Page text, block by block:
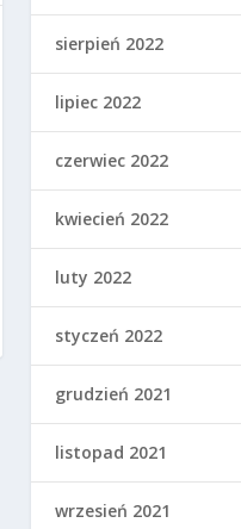
sierpień 2022
lipiec 2022
czerwiec 2022
kwiecień 2022
luty 2022
styczeń 2022
grudzień 2021
listopad 2021
wrzesień 2021